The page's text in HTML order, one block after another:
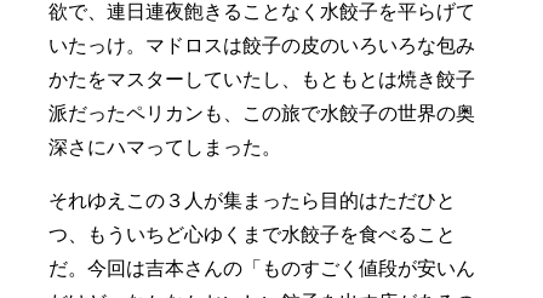
欲で、連日連夜飽きることなく水餃子を平らげて
いたっけ。マドロスは餃子の皮のいろいろな包み
かたをマスターしていたし、もともとは焼き餃子
派だったペリカンも、この旅で水餃子の世界の奥
深さにハマってしまった。
それゆえこの３人が集まったら目的はただひと
つ、もういちど心ゆくまで水餃子を食べること
だ。今回は吉本さんの「ものすごく値段が安いん